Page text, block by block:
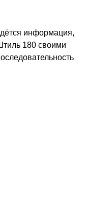
информация,
180 своими